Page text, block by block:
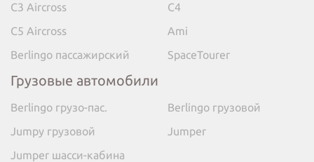
C3 Aircross
C4
C5 Aircross
Ami
Berlingo пассажирский
SpaceTourer
Грузовые автомобили
Berlingo грузо-пас.
Berlingo грузовой
Jumpy грузовой
Jumper
Jumper шасси-кабина